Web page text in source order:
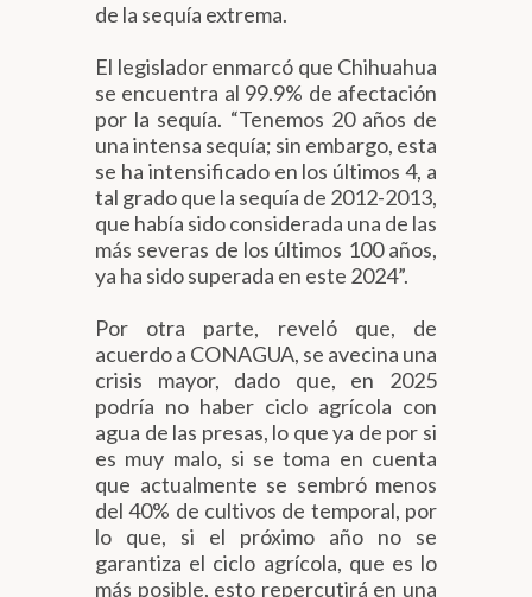
de la sequía extrema.
El legislador enmarcó que Chihuahua
se encuentra al 99.9% de afectación
por la sequía. “Tenemos 20 años de
una intensa sequía; sin embargo, esta
se ha intensificado en los últimos 4, a
tal grado que la sequía de 2012-2013,
que había sido considerada una de las
más severas de los últimos 100 años,
ya ha sido superada en este 2024”.
Por otra parte, reveló que, de
acuerdo a CONAGUA, se avecina una
crisis mayor, dado que, en 2025
podría no haber ciclo agrícola con
agua de las presas, lo que ya de por si
es muy malo, si se toma en cuenta
que actualmente se sembró menos
del 40% de cultivos de temporal, por
lo que, si el próximo año no se
garantiza el ciclo agrícola, que es lo
más posible, esto repercutirá en una